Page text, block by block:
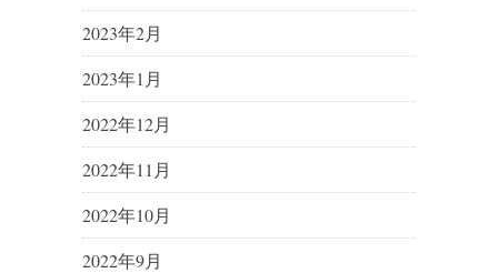
2023年2月
2023年1月
2022年12月
2022年11月
2022年10月
2022年9月